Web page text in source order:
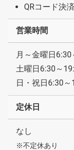
QRコード決
営業時間
月～金曜日6:30
土曜日6:30～
日・祝日6:30～
定休日
なし
※不定休あり